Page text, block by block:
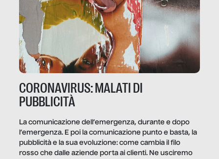
CORONAVIRUS: MALATI DI
PUBBLICITÀ
La comunicazione dell’emergenza, durante e dopo
l’emergenza. E poi la comunicazione punto e basta, la
pubblicità e la sua evoluzione: come cambia il filo
rosso che dalle aziende porta ai clienti. Ne usciremo